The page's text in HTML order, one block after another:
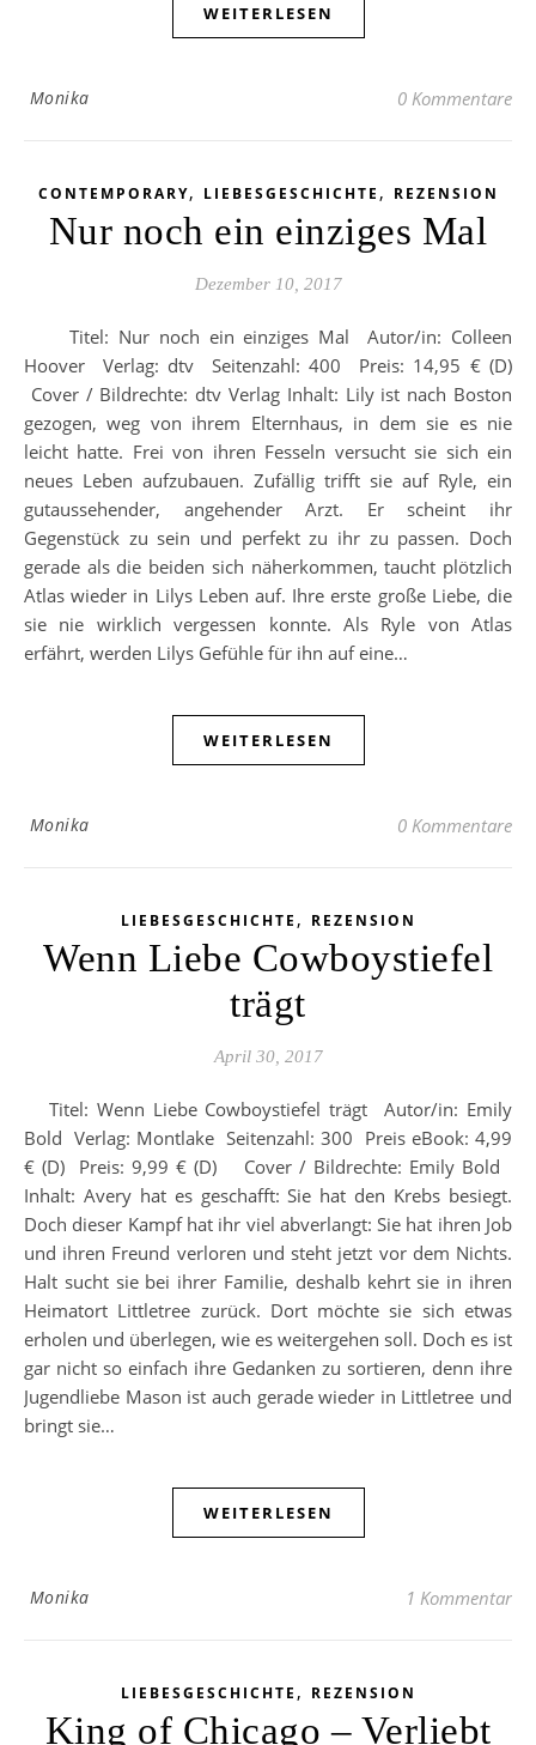
WEITERLESEN
Monika 0 Kommentare
CONTEMPORARY, LIEBESGESCHICHTE , REZENSION
Nur noch ein einziges Mal
Dezember 10, 2017
Titel: Nur noch ein einziges Mal Autor/in: Colleen
Hoover Verlag: dtv Seitenzahl: 400 Preis: 14,95 € (D)
Cover / Bildrechte: dtv Verlag Inhalt: Lily ist nach Boston
gezogen, weg von ihrem Elternhaus, in dem sie es nie
leicht hatte. Frei von ihren Fesseln versucht sie sich ein
neues Leben aufzubauen. Zufällig trifft sie auf Ryle, ein
gutaussehender, angehender Arzt. Er scheint ihr
Gegenstück zu sein und perfekt zu ihr zu passen. Doch
gerade als die beiden sich näherkommen, taucht plötzlich
Atlas wieder in Lilys Leben auf. Ihre erste große Liebe, die
sie nie wirklich vergessen konnte. Als Ryle von Atlas
erfährt, werden Lilys Gefühle für ihn auf eine…
WEITERLESEN
Monika 0 Kommentare
LIEBESGESCHICHTE , REZENSION
Wenn Liebe Cowboystiefel
trägt
April 30, 2017
Titel: Wenn Liebe Cowboystiefel trägt Autor/in: Emily
Bold Verlag: Montlake Seitenzahl: 300 Preis eBook: 4,99
€ (D) Preis: 9,99 € (D) Cover / Bildrechte: Emily Bold
Inhalt: Avery hat es geschafft: Sie hat den Krebs besiegt.
Doch dieser Kampf hat ihr viel abverlangt: Sie hat ihren Job
und ihren Freund verloren und steht jetzt vor dem Nichts.
Halt sucht sie bei ihrer Familie, deshalb kehrt sie in ihren
Heimatort Littletree zurück. Dort möchte sie sich etwas
erholen und überlegen, wie es weitergehen soll. Doch es ist
gar nicht so einfach ihre Gedanken zu sortieren, denn ihre
Jugendliebe Mason ist auch gerade wieder in Littletree und
bringt sie…
WEITERLESEN
Monika 1 Kommentar
LIEBESGESCHICHTE , REZENSION
King of Chicago – Verliebt